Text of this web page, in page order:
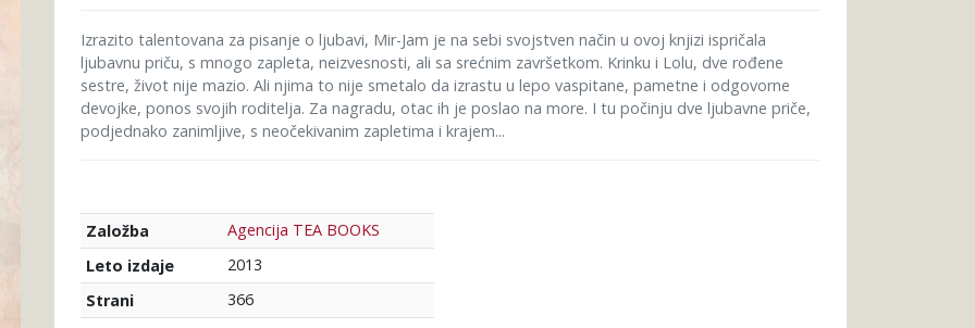
Izrazito talentovana za pisanje o ljubavi, Mir-Jam je na sebi svojstven način u ovoj knjizi ispričala
ljubavnu priču, s mnogo zapleta, neizvesnosti, ali sa srećnim završetkom. Krinku i Lolu, dve rođene
sestre, život nije mazio. Ali njima to nije smetalo da izrastu u lepo vaspitane, pametne i odgovorne
devojke, ponos svojih roditelja. Za nagradu, otac ih je poslao na more. I tu počinju dve ljubavne priče,
podjednako zanimljive, s neočekivanim zapletima i krajem...
Založba
Agencija TEA BOOKS
Leto izdaje
2013
Strani
366